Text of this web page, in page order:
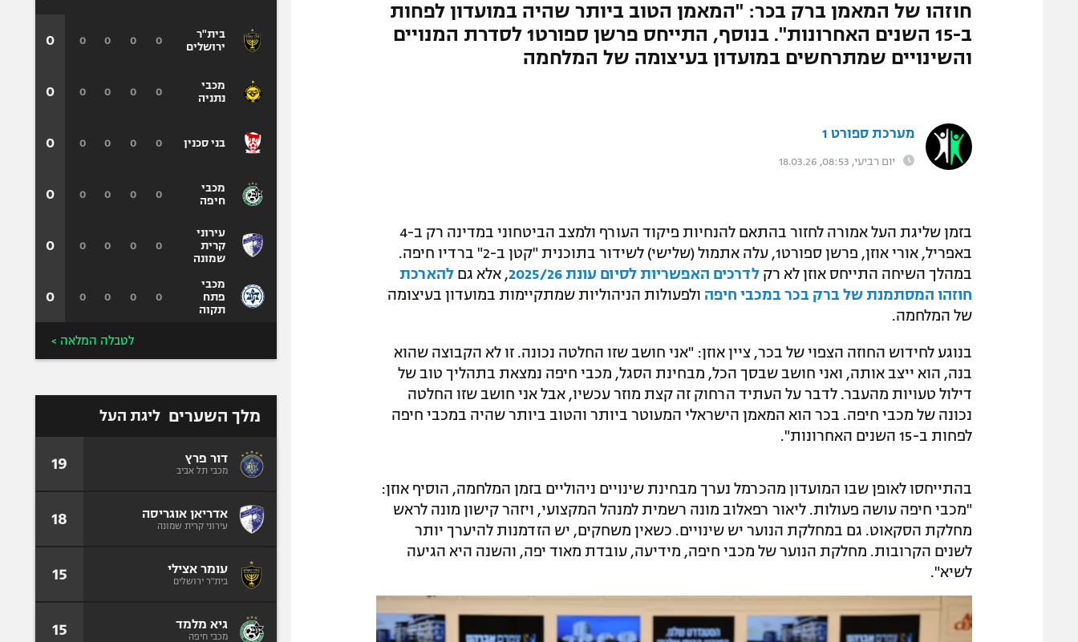
חוזהו של המאמן ברק בכר: "המאמן הטוב ביותר שהיה במועדון לפחות
ב-15 השנים האחרונות". בנוסף, התייחס פרשן ספורט1 לסדרת המנויים
והשינויים שמתרחשים במועדון בעיצומה של המלחמה
מערכת ספורט 1
יום רביעי, 08:53, 18.03.26
בזמן שליגת העל אמורה לחזור בהתאם להנחיות פיקוד העורף ולמצב הביטחוני במדינה רק ב-4
באפריל, אורי אוזן, פרשן ספורט1, עלה אתמול (שלישי) לשידור בתוכנית "קטן ב-2" ברדיו חיפה.
במהלך השיחה התייחס אוזן לא רק לדרכים האפשריות לסיום עונת 2025/26 , אלא גם להארכת
חוזהו המסתמנת של ברק בכר במכבי חיפה ולפעולות הניהוליות שמתקיימות במועדון בעיצומה
של המלחמה.
בנוגע לחידוש החוזה הצפוי של בכר, ציין אוזן: "אני חושב שזו החלטה נכונה. זו לא הקבוצה שהוא
בנה, הוא ייצב אותה, ואני חושב שבסך הכל, מבחינת הסגל, מכבי חיפה נמצאת בתהליך טוב של
דילול טעויות מהעבר. לדבר על העתיד הרחוק זה קצת מוזר עכשיו, אבל אני חושב שזו החלטה
נכונה של מכבי חיפה. בכר הוא המאמן הישראלי המעוטר ביותר והטוב ביותר שהיה במכבי חיפה
לפחות ב-15 השנים האחרונות".
בהתייחסו לאופן שבו המועדון מהכרמל נערך מבחינת שינויים ניהוליים בזמן המלחמה, הוסיף אוזן:
"מכבי חיפה עושה פעולות. ליאור רפאלוב מונה רשמית למנהל המקצועי, ויזהר קישון מונה לראש
מחלקת הסקאוט. גם במחלקת הנוער יש שינויים. כשאין משחקים, יש הזדמנות להיערך יותר
לשנים הקרובות. מחלקת הנוער של מכבי חיפה, מידיעה, עובדת מאוד יפה, והשנה היא הגיעה
לשיא".
בית"ר
ירושלים
מכבי
נתניה
בני סכנין
מכבי
חיפה
עירוני
קרית
שמונה
מכבי
פתח
תקוה
0
0
0
0
0
0
0
0
0
0
0
0
0
0
0
0
0
0
0
0
0
0
0
0
0
0
0
0
0
0
לטבלה המלאה >
מלך השערים ליגת העל
דור פרץ
מכבי תל אביב 19
אדריאן אוגריסה
עירוני קרית שמונה 18
עומר אצילי
בית"ר ירושלים 15
גיא מלמד
מכבי חיפה 15